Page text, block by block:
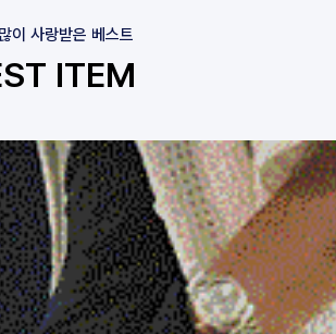
이 사랑받은 베스트
ITEM